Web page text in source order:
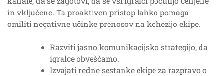
in vključene. Ta proaktiven pristop lahko pomaga
omiliti negativne učinke prenosov na kohezijo ekipe.
Razviti jasno komunikacijsko strategijo, da
igralce obveščamo.
Izvajati redne sestanke ekipe za razpravo o